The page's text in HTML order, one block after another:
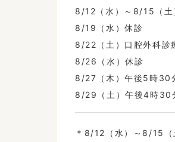
8/12（水）～8/15（土
8/19（水）休診
8/22（土）口腔外科診
8/26（水）休診
8/27（木）午後5時30
8/29（土）午後4時30
＊8/12（水）～8/15（